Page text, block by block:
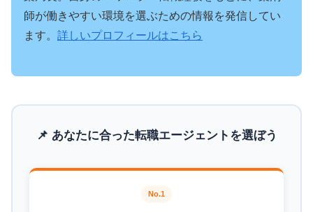
師が働きやすい環境を選ぶための情報を発信してい
ます。 詳しいプロフィールはこちら
📌 あなたに合った転職エージェントを選ぼう
No.1